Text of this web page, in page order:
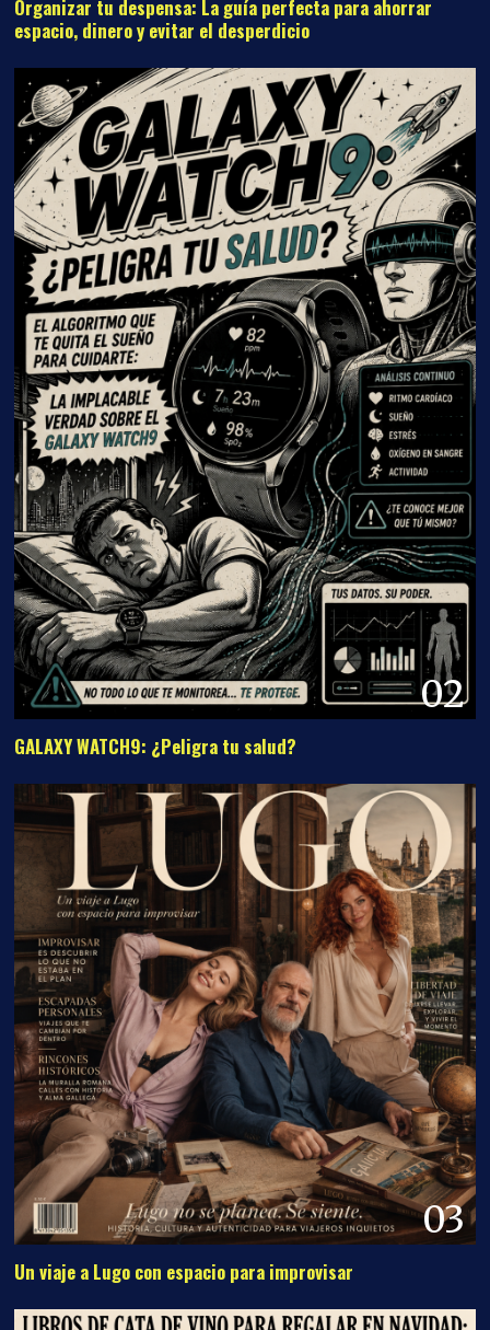
Organizar tu despensa: La guía perfecta para ahorrar
espacio, dinero y evitar el desperdicio
02
GALAXY WATCH9: ¿Peligra tu salud?
03
Un viaje a Lugo con espacio para improvisar